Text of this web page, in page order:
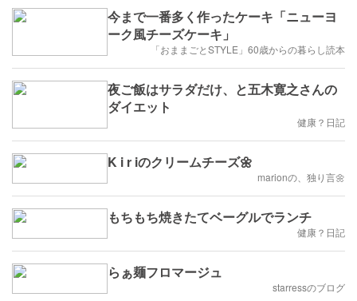
今まで一番多く作ったケーキ「ニューヨ
ーク風チーズケーキ」
「おままごとSTYLE」60歳からの暮らし読本
夜ご飯はサラダだけ、と五木寛之さんの
ダイエット
健康？日記
K i r iのクリームチーズ🌼
marionの、独り言🌼
もちもち焼きたてベーグルでランチ
健康？日記
らぁ麺フロマージュ
starressのブログ